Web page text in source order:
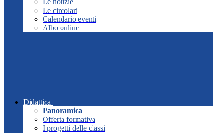
Le notizie
Le circolari
Calendario eventi
Albo online
Didattica
Panoramica
Offerta formativa
I progetti delle classi